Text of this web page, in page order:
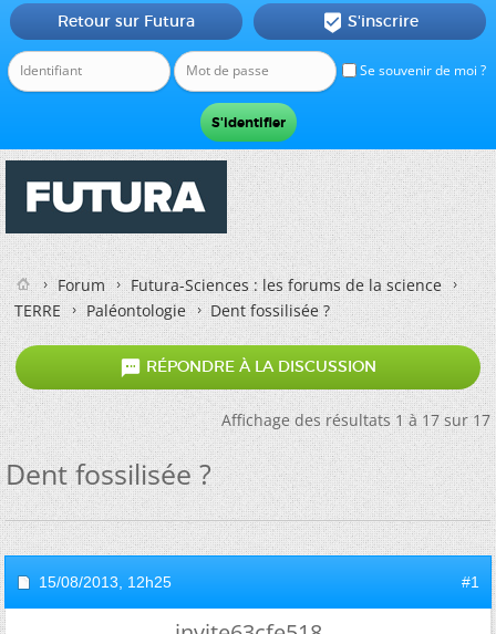
Se souvenir de moi ?
Retour sur Futura  S'inscrire
Forum
Futura-Sciences : les forums de la science
TERRE
Paléontologie Dent fossilisée ?
 RÉPONDRE À LA DISCUSSION
Affichage des résultats 1 à 17 sur 17
Dent fossilisée ?
15/08/2013, 12h25 #1